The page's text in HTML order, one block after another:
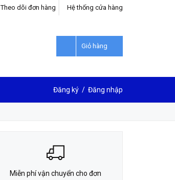
Hệ thống cửa hàng
Theo dõi đơn hàng
Giỏ hàng
Đăng ký / Đăng nhập
LIÊN HỆ ĐẶT HÀNG
Miễn phí vận chuyển cho đơn